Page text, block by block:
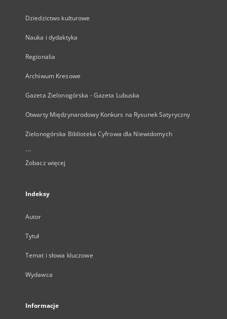
Dziedzictwo kulturowe
Nauka i dydaktyka
Regionalia
Archiwum Kresowe
Gazeta Zielonogórska - Gazeta Lubuska
Otwarty Międzynarodowy Konkurs na Rysunek Satyryczny
Zielonogórska Biblioteka Cyfrowa dla Niewidomych
...
Zobacz więcej
Indeksy
Autor
Tytuł
Temat i słowa kluczowe
Wydawca
Informacje